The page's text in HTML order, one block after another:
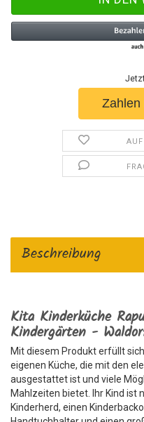
Beschreibung
Kita Kinderküche
Kindergärten -
Mit diesem Produkt erfüllt
eigenen Küche, die mit den
ausgestattet ist und viele
Mahlzeiten bietet. Ihr Kind ist
Kinderherd, einen